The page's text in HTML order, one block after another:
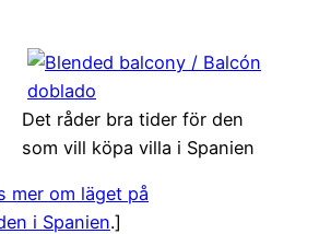
Det råder bra tider för den
som vill köpa villa i Spanien
mer om läget på
i Spanien.]